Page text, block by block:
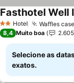
2 Estrelas
Hotel Waffles
8,4 Muito boa 2.605
Selecione as
exatos.